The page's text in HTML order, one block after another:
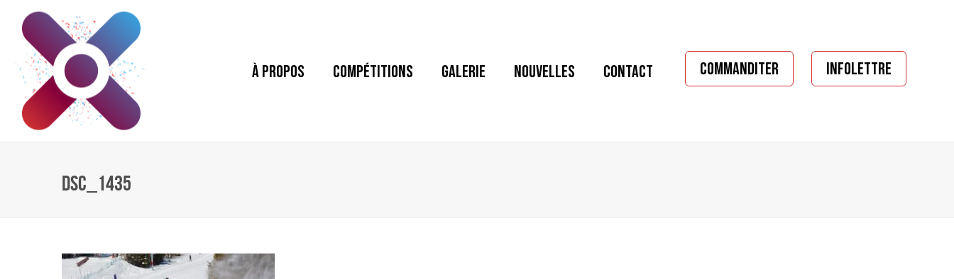
À PROPOS COMPÉTITIONS GALERIE NOUVELLES CONTACT COMMANDITER INFOLETTRE
DSC_1435